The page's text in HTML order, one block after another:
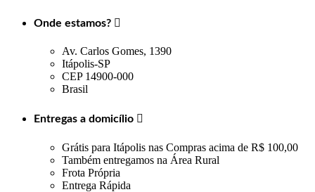
Onde estamos?
Av. Carlos Gomes, 1390
Itápolis-SP
CEP 14900-000
Brasil
Entregas a domicílio 
Grátis para Itápolis nas Compras acima de R$ 100,00
Também entregamos na Área Rural
Frota Própria
Entrega Rápida